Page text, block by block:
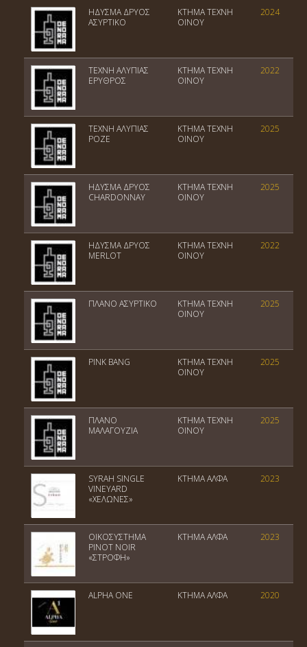
ΗΔΥΣΜΑ ΔΡΥΟΣ
ΑΣΥΡΤΙΚΟ
ΚΤΗΜΑ ΤΕΧΝΗ
ΟΙΝΟΥ
2024
ΤΕΧΝΗ ΑΛΥΠΙΑΣ
ΕΡΥΘΡΟΣ
ΚΤΗΜΑ ΤΕΧΝΗ
ΟΙΝΟΥ
2022
ΤΕΧΝΗ ΑΛΥΠΙΑΣ
ΡΟΖΕ
ΚΤΗΜΑ ΤΕΧΝΗ
ΟΙΝΟΥ
2025
ΗΔΥΣΜΑ ΔΡΥΟΣ
CHARDONNAY
ΚΤΗΜΑ ΤΕΧΝΗ
ΟΙΝΟΥ
2025
ΗΔΥΣΜΑ ΔΡΥΟΣ
MERLOT
ΚΤΗΜΑ ΤΕΧΝΗ
ΟΙΝΟΥ
2022
ΠΛΑΝΟ ΑΣΥΡΤΙΚΟ
ΚΤΗΜΑ ΤΕΧΝΗ
ΟΙΝΟΥ
2025
PINK BANG
ΚΤΗΜΑ ΤΕΧΝΗ
ΟΙΝΟΥ
2025
ΠΛΑΝΟ
ΜΑΛΑΓΟΥΖΙΑ
ΚΤΗΜΑ ΤΕΧΝΗ
ΟΙΝΟΥ
2025
SYRAH SINGLE
VINEYARD
«ΧΕΛΩΝΕΣ»
ΚΤΗΜΑ ΑΛΦΑ 2023
ΟΙΚΟΣΥΣΤΗΜΑ
PINOT NOIR
«ΣΤΡΟΦΗ»
ΚΤΗΜΑ ΑΛΦΑ 2023
ALPHA ONE ΚΤΗΜΑ ΑΛΦΑ 2020